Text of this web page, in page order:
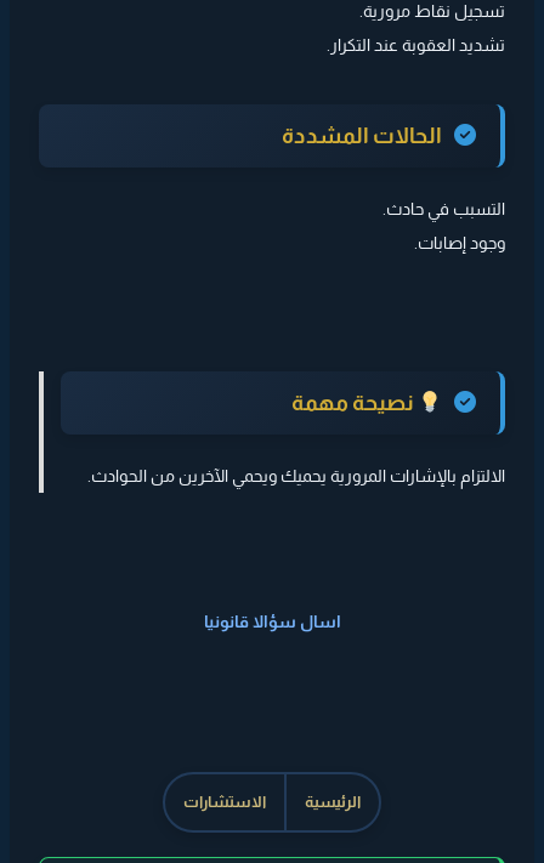
تسجيل نقاط مرورية.
تشديد العقوبة عند التكرار.
الحالات المشددة
التسبب في حادث.
وجود إصابات.
نصيحة مهمة
الالتزام بالإشارات المرورية يحميك ويحمي الآخرين من الحوادث.
اسال سؤالا قانونيا
الرئيسية الاستشارات